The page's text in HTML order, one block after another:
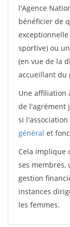
l'Agence
bénéficier de
sportive) ou
(en vue de la
accueillant du
Une affiliation
de l'agrément
si
général et
Cela implique
ses membres,
gestion
instances
les femmes.